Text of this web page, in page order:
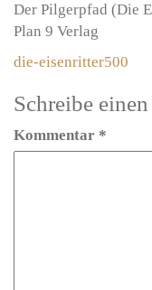
Der Pilgerpfad (Die
Plan 9 Verlag
die-eisenritter500
Schreibe
Kommentar *